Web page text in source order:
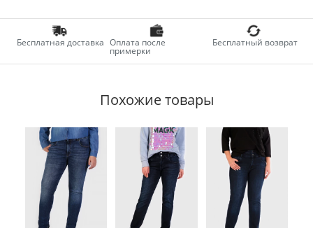
Бесплатная доставка Оплата после
примерки
Бесплатный возврат
Похожие товары